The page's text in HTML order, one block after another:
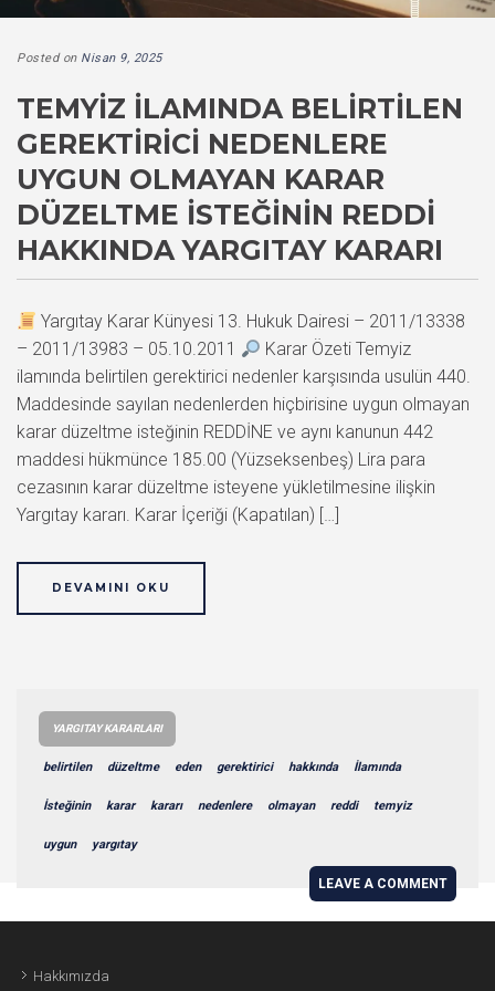
Posted on Nisan 9, 2025
TEMYIZ İLAMINDA BELIRTILEN
GEREKTIRICI NEDENLERE
UYGUN OLMAYAN KARAR
DÜZELTME İSTEĞININ REDDI
HAKKINDA YARGITAY KARARI
Yargıtay Karar Künyesi 13. Hukuk Dairesi – 2011/13338
– 2011/13983 – 05.10.2011
Karar Özeti Temyiz
ilamında belirtilen gerektirici nedenler karşısında usulün 440.
Maddesinde sayılan nedenlerden hiçbirisine uygun olmayan
karar düzeltme isteğinin REDDİNE ve aynı kanunun 442
maddesi hükmünce 185.00 (Yüzseksenbeş) Lira para
cezasının karar düzeltme isteyene yükletilmesine ilişkin
Yargıtay kararı. Karar İçeriği (Kapatılan) […]
DEVAMINI OKU
YARGITAY KARARLARI
belirtilen düzeltme eden gerektirici hakkında İlamında
İsteğinin karar kararı nedenlere olmayan reddi temyiz
uygun yargıtay
LEAVE A COMMENT
Hakkımızda